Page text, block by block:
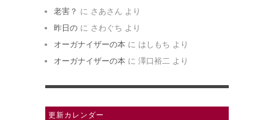
老害？ に さあさん より
昨日の に さわぐち より
オーガナイザーの本 に はしもち より
オーガナイザーの本 に 澤口裕二 より
更新カレンダー